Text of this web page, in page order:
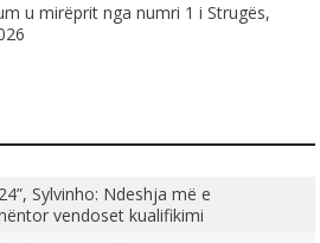
u mirëprit nga numri 1 i Strugës,
Sylvinho: Ndeshja më e
vendoset kualifikimi